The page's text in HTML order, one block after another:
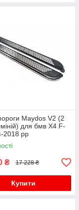
Maydos V2 (2
для бмв X4 F-
2018 рр
₴ 17 228 ₴
Купити